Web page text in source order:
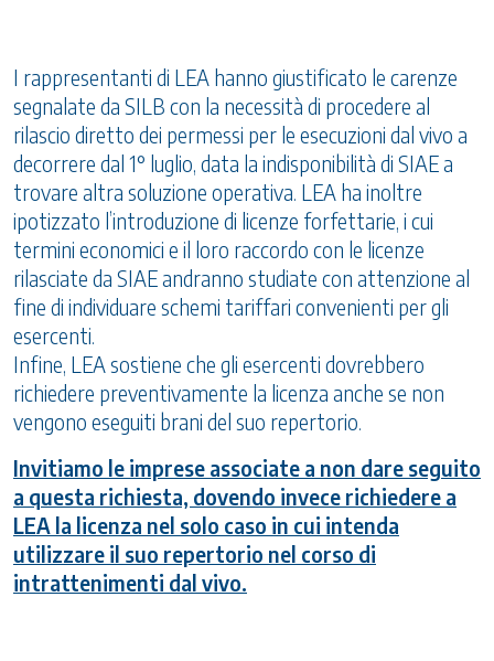
I rappresentanti di LEA hanno giustificato le carenze
segnalate da SILB con la necessità di procedere al
rilascio diretto dei permessi per le esecuzioni dal vivo a
decorrere dal 1° luglio, data la indisponibilità di SIAE a
trovare altra soluzione operativa. LEA ha inoltre
ipotizzato l’introduzione di licenze forfettarie, i cui
termini economici e il loro raccordo con le licenze
rilasciate da SIAE andranno studiate con attenzione al
fine di individuare schemi tariffari convenienti per gli
esercenti.
Infine, LEA sostiene che gli esercenti dovrebbero
richiedere preventivamente la licenza anche se non
vengono eseguiti brani del suo repertorio.
Invitiamo le imprese associate a non dare seguito
a questa richiesta, dovendo invece richiedere a
LEA la licenza nel solo caso in cui intenda
utilizzare il suo repertorio nel corso di
intrattenimenti dal vivo.